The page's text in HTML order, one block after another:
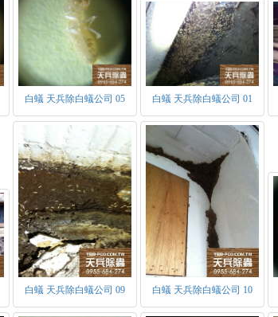
白蟻 天兵除白蟻公司 05 白蟻 天兵除白蟻公司 01
白蟻 天兵除白蟻公司 09 白蟻 天兵除白蟻公司 10